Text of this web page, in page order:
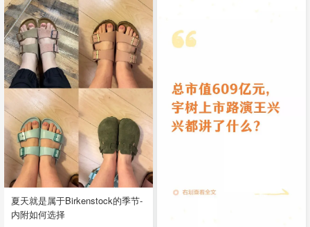
夏天就是属于Birkenstock的季节-
内附如何选择